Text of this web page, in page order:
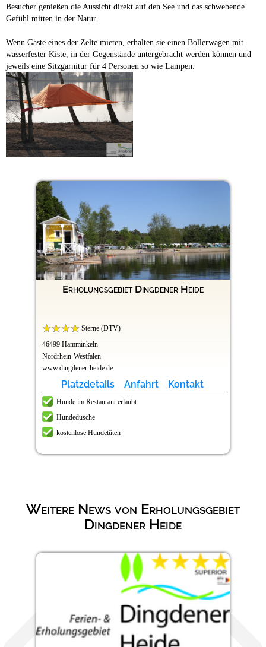
Besucher genießen die Aussicht direkt auf den See und das schwebende
Gefühl mitten in der Natur.
Wenn Gäste eines der Zelte mieten, erhalten sie einen Bollerwagen mit
wasserfester Kiste, in der Gegenstände untergebracht werden können und
jeweils eine Sitzgarnitur für 4 Personen so wie Lampen.
Erholungsgebiet Dingdener Heide
Sterne (DTV)
46499 Hamminkeln
Nordrhein-Westfalen
www.dingdener-heide.de
Platzdetails Anfahrt Kontakt
Hunde im Restaurant erlaubt
Hundedusche
kostenlose Hundetüten
Weitere News von Erholungsgebiet
Dingdener Heide